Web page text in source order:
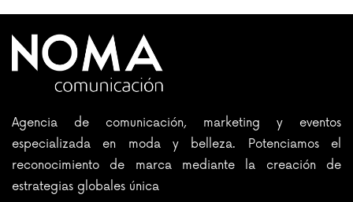
Agencia de comunicación, marketing y eventos
especializada en moda y belleza. Potenciamos el
reconocimiento de marca mediante la creación de
estrategias globales única